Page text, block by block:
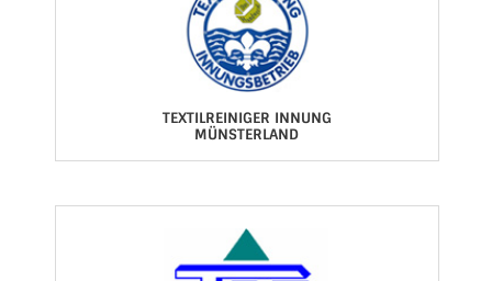
TEXTILREINIGER INNUNG
MÜNSTERLAND